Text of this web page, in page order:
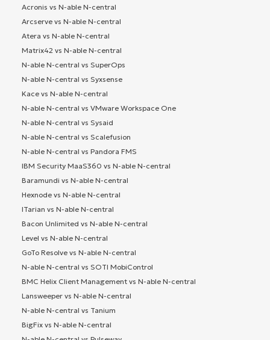
Acronis vs N-able N-central
Arcserve vs N-able N-central
Atera vs N-able N-central
Matrix42 vs N-able N-central
N-able N-central vs SuperOps
N-able N-central vs Syxsense
Kace vs N-able N-central
N-able N-central vs VMware Workspace One
N-able N-central vs Sysaid
N-able N-central vs Scalefusion
N-able N-central vs Pandora FMS
IBM Security MaaS360 vs N-able N-central
Baramundi vs N-able N-central
Hexnode vs N-able N-central
ITarian vs N-able N-central
Bacon Unlimited vs N-able N-central
Level vs N-able N-central
GoTo Resolve vs N-able N-central
N-able N-central vs SOTI MobiControl
BMC Helix Client Management vs N-able N-central
Lansweeper vs N-able N-central
N-able N-central vs Tanium
BigFix vs N-able N-central